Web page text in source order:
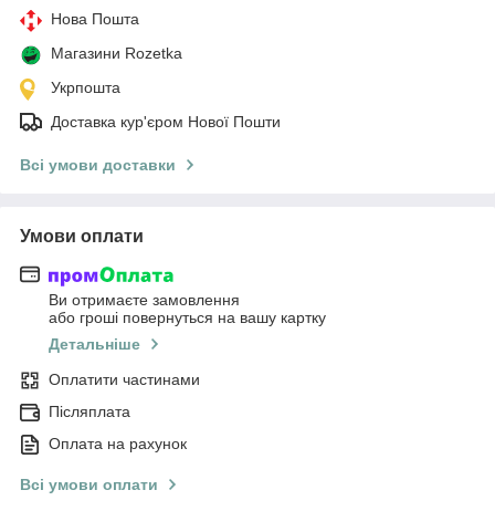
Нова Пошта
Магазини Rozetka
Укрпошта
Доставка кур'єром Нової Пошти
Всі умови доставки
Умови оплати
Ви отримаєте замовлення
або гроші повернуться на вашу картку
Детальніше
Оплатити частинами
Післяплата
Оплата на рахунок
Всі умови оплати